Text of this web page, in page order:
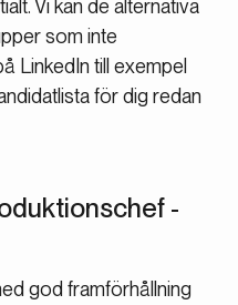
Vi kan de alternativa
som inte
LinkedIn till exempel
för dig redan
-
god framförhållning